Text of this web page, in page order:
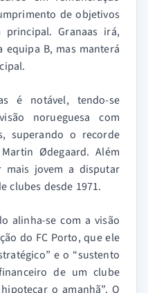
de objetivos
Granaas irá,
B, mas manterá
é notável, tendo-se
norueguesa com
superando o recorde
Ødegaard. Além
mais jovem a disputar
clubes desde 1971.
alinha-se com a visão
do FC Porto, que ele
e o “sustento
de um clube
o amanhã”. O